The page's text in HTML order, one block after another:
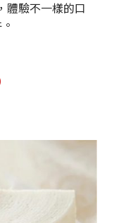
體驗不一樣的口